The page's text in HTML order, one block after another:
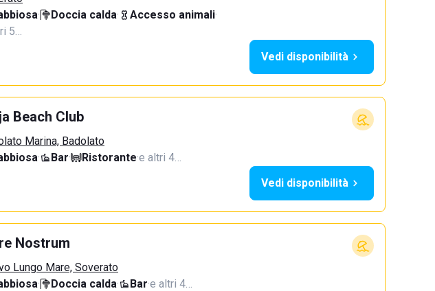
· Doccia calda· Accesso animali·
5…
Vedi disponibilità
Beach Club
Marina, Badolato
· Bar· Ristorante·e altri 4…
Vedi disponibilità
Nostrum
Lungo Mare, Soverato
· Doccia calda· Bar·e altri 4…